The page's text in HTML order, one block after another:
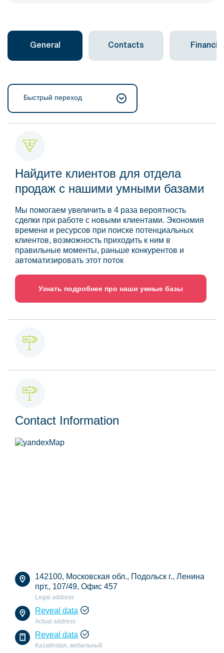
General Contacts Financial
Быстрый переход
Найдите клиентов для отдела
продаж с нашими умными базами
Мы помогаем увеличить в 4 раза вероятность
сделки при работе с новыми клиентами. Экономия
времени и ресурсов при поиске потенциальных
клиентов, возможность приходить к ним в
правильные моменты, раньше конкурентов и
автоматизировать этот поток
Узнать подробнее про наши умные базы
Contact Information
142100, Московская обл., Подольск г., Ленина
прт., 107/49, Офис 457
Legal address
Reveal data
Actual address
Reveal data
Kazakhstan, мобильный